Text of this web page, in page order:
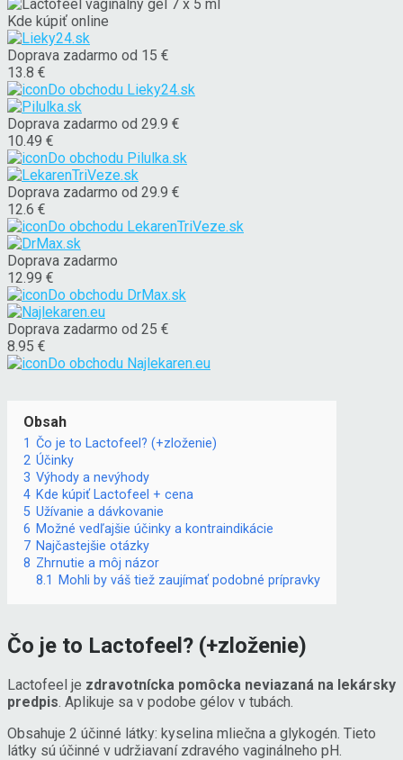
Kde kúpiť online
Doprava zadarmo od 15 €
13.8 €
Do obchodu Lieky24.sk
Doprava zadarmo od 29.9 €
10.49 €
Do obchodu Pilulka.sk
Doprava zadarmo od 29.9 €
12.6 €
Do obchodu LekarenTriVeze.sk
Doprava zadarmo
12.99 €
Do obchodu DrMax.sk
Doprava zadarmo od 25 €
8.95 €
Do obchodu Najlekaren.eu
Obsah
1 Čo je to Lactofeel? (+zloženie)
2 Účinky
3 Výhody a nevýhody
4 Kde kúpiť Lactofeel + cena
5 Užívanie a dávkovanie
6 Možné vedľajšie účinky a kontraindikácie
7 Najčastejšie otázky
8 Zhrnutie a môj názor
8.1
Mohli by váš tiež zaujímať podobné prípravky
Čo je to Lactofeel? (+zloženie)
Lactofeel je zdravotnícka pomôcka neviazaná na lekársky
predpis . Aplikuje sa v podobe gélov v tubách.
Obsahuje 2 účinné látky: kyselina mliečna a glykogén. Tieto
látky sú účinné v udržiavaní zdravého vaginálneho pH.